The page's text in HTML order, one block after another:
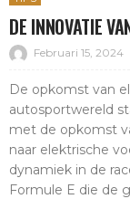
DE INNOVATIE
Februari 15, 2024
De opkomst van
autosportwereld
met de opkomst
naar elektrische
dynamiek in de
Formule E die de